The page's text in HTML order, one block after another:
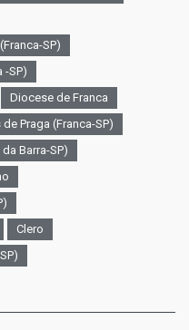
SP)
-SP)
Diocese de Franca
Praga (Franca-SP)
Barra-SP)
Clero